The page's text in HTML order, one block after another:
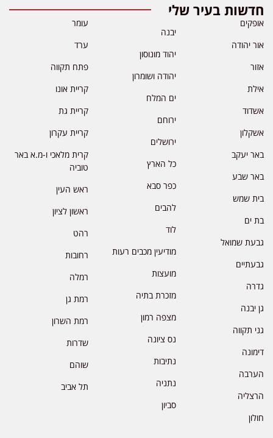
חדשות בעיר שלי
אופקים
אור יהודה
אזור
אילת
אשדוד
אשקלון
באר יעקב
באר שבע
בית שמש
בת ים
גבעת שמואל
גבעתיים
גדרה
גן יבנה
גני תקווה
דימונה
הערבה
הרצליה
חולון
יבנה
יהוד מונוסון
יהודה ושומרון
ים המלח
ירוחם
ירושלים
כל הארץ
כפר סבא
להבים
לוד
מודיעין מכבים רעות
מועצות
מזכרת בתיה
מצפה רמון
נס ציונה
נתיבות
נתניה
סביון
עומר
ערד
פתח תקווה
קריית אונו
קריית גת
קריית עקרון
קרית מלאכי ו-מ.א באר
טוביה
ראש העין
ראשון לציון
רהט
רחובות
רמלה
רמת גן
רמת השרון
שדרות
שוהם
תל אביב